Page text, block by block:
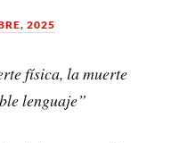
2025
física, la muerte
lenguaje”